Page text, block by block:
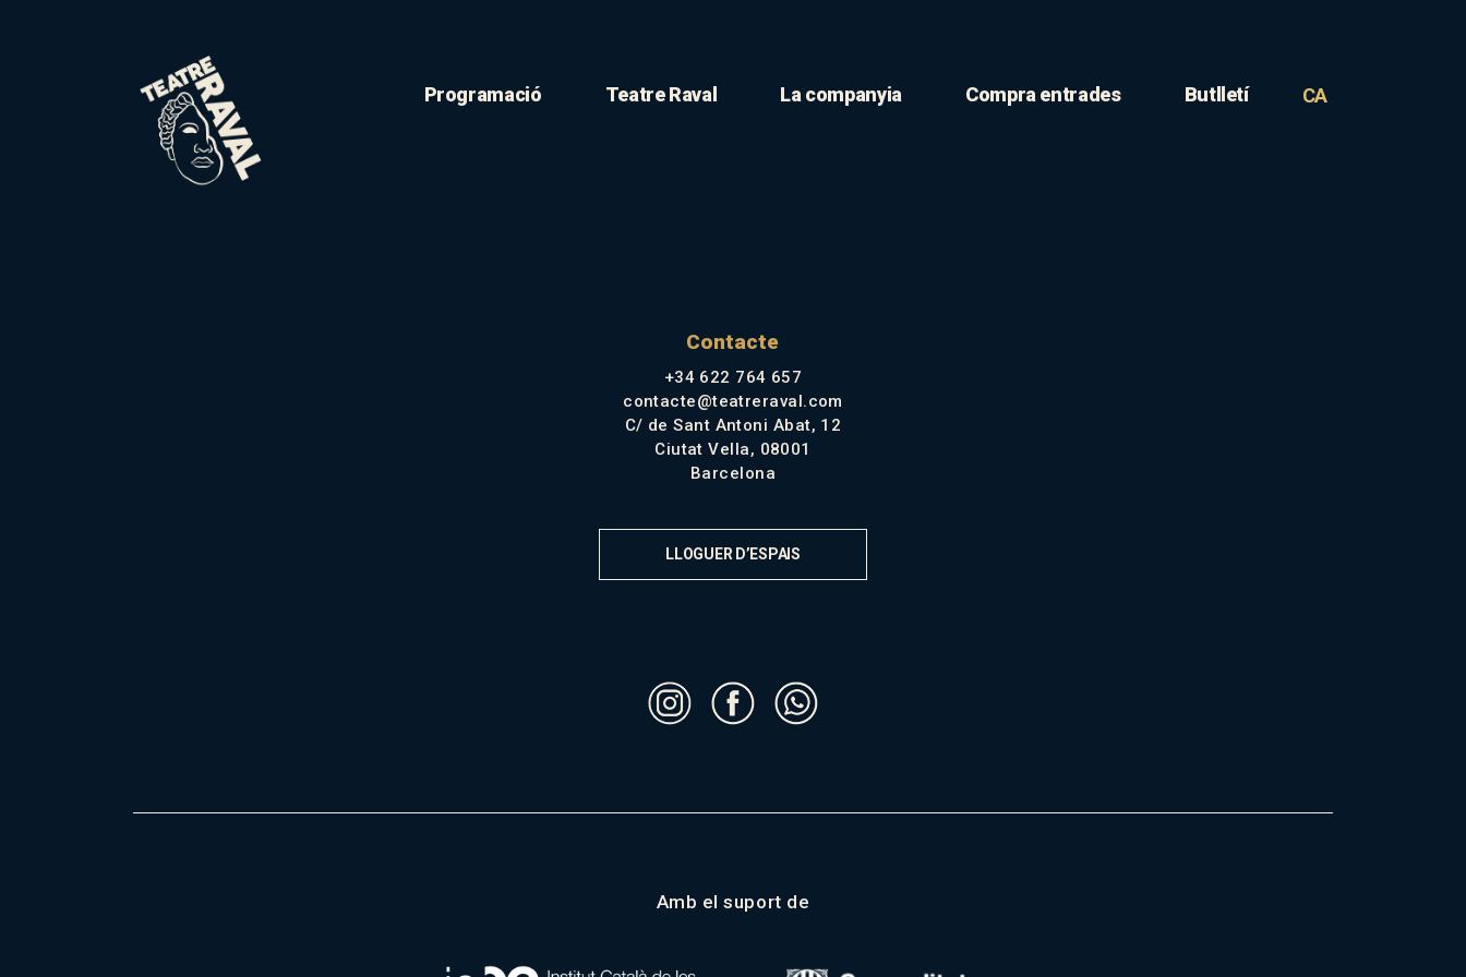
Programació Teatre Raval La companyia Compra entrades Butlletí CA
Contacte
+34 622 764 657
contacte@teatreraval.com
C/ de Sant Antoni Abat, 12
Ciutat Vella, 08001
Barcelona
LLOGUER D’ESPAIS
Amb el suport de